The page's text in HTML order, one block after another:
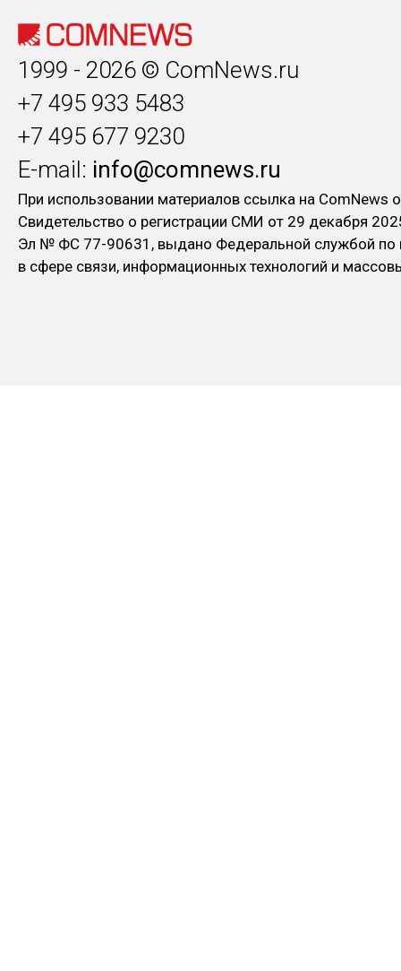
1999 - 2026 © ComNews.ru
+7 495 933 5483
+7 495 677 9230
E-mail: info@comnews.ru
При использовании материалов ссылка на ComNews
Свидетельство о регистрации СМИ от 29 декабря
Эл № ФC 77-90631, выдано Федеральной службой по
в сфере связи, информационных технологий и